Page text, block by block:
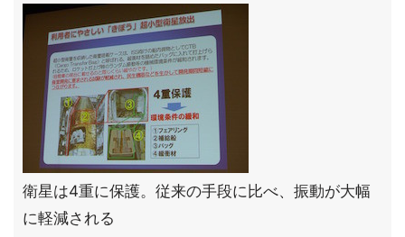
衛星は4重に保護。従来の手段に比べ、振動が大幅
に軽減される